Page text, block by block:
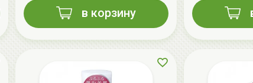
в корзину